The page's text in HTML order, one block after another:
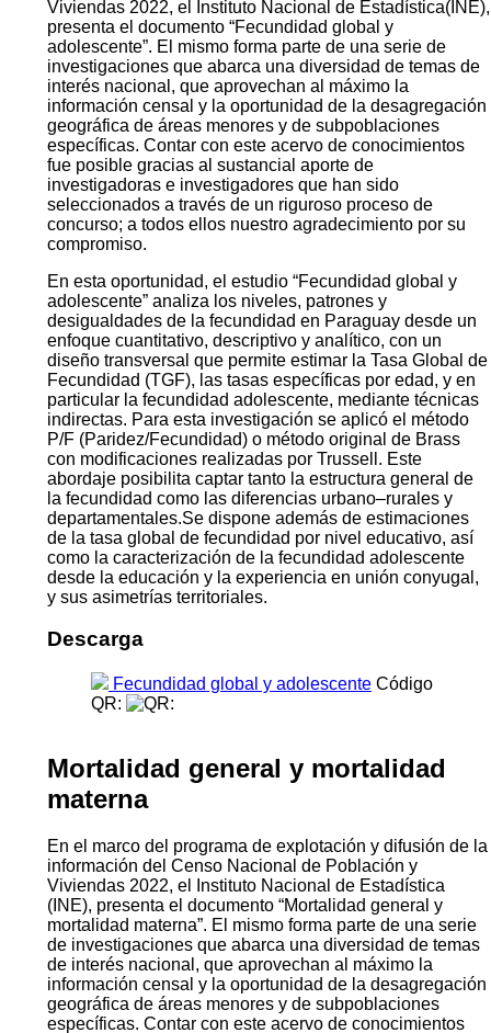
Viviendas 2022, el Instituto Nacional de Estadística(INE),
presenta el documento “Fecundidad global y
adolescente”. El mismo forma parte de una serie de
investigaciones que abarca una diversidad de temas de
interés nacional, que aprovechan al máximo la
información censal y la oportunidad de la desagregación
geográfica de áreas menores y de subpoblaciones
específicas. Contar con este acervo de conocimientos
fue posible gracias al sustancial aporte de
investigadoras e investigadores que han sido
seleccionados a través de un riguroso proceso de
concurso; a todos ellos nuestro agradecimiento por su
compromiso.
En esta oportunidad, el estudio “Fecundidad global y
adolescente” analiza los niveles, patrones y
desigualdades de la fecundidad en Paraguay desde un
enfoque cuantitativo, descriptivo y analítico, con un
diseño transversal que permite estimar la Tasa Global de
Fecundidad (TGF), las tasas específicas por edad, y en
particular la fecundidad adolescente, mediante técnicas
indirectas. Para esta investigación se aplicó el método
P/F (Paridez/Fecundidad) o método original de Brass
con modificaciones realizadas por Trussell. Este
abordaje posibilita captar tanto la estructura general de
la fecundidad como las diferencias urbano–rurales y
departamentales.Se dispone además de estimaciones
de la tasa global de fecundidad por nivel educativo, así
como la caracterización de la fecundidad adolescente
desde la educación y la experiencia en unión conyugal,
y sus asimetrías territoriales.
Descarga
Fecundidad global y adolescente Código
QR:
Mortalidad general y mortalidad
materna
En el marco del programa de explotación y difusión de la
información del Censo Nacional de Población y
Viviendas 2022, el Instituto Nacional de Estadística
(INE), presenta el documento “Mortalidad general y
mortalidad materna”. El mismo forma parte de una serie
de investigaciones que abarca una diversidad de temas
de interés nacional, que aprovechan al máximo la
información censal y la oportunidad de la desagregación
geográfica de áreas menores y de subpoblaciones
específicas. Contar con este acervo de conocimientos